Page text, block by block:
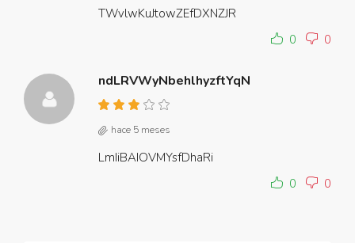
TWvlwKuJtowZEfDXNZJR
0
0
ndLRVWyNbehlhyzftYqN
hace 5 meses
LmIiBAIOVMYsfDhaRi
0
0